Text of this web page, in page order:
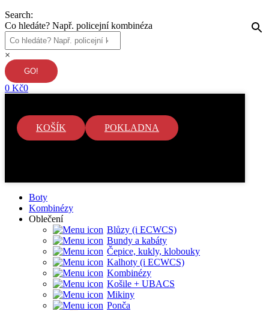
Search:
Co hledáte? Např. policejní kombinéza
×
0 Kč0
KOŠÍK POKLADNA
Boty
Kombinézy
Oblečení
Blůzy (i ECWCS)
Bundy a kabáty
Čepice, kukly, klobouky
Kalhoty (i ECWCS)
Kombinézy
Košile + UBACS
Mikiny
Ponča